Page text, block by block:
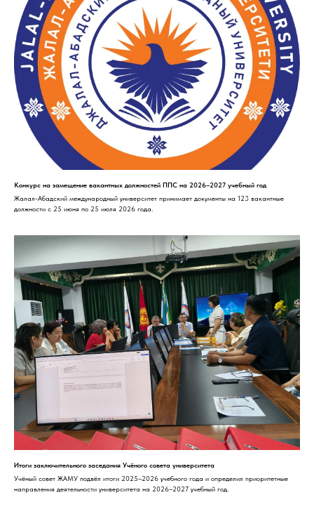
Конкурс на замещение вакантных должностей ППС на 2026–2027 учебный год
Жалал-Абадский международный университет принимает документы на 123 вакантные
должности с 25 июня по 25 июля 2026 года.
Итоги заключительного заседания Учёного совета университета
Учёный совет ЖАМУ подвёл итоги 2025–2026 учебного года и определил приоритетные
направления деятельности университета на 2026–2027 учебный год.